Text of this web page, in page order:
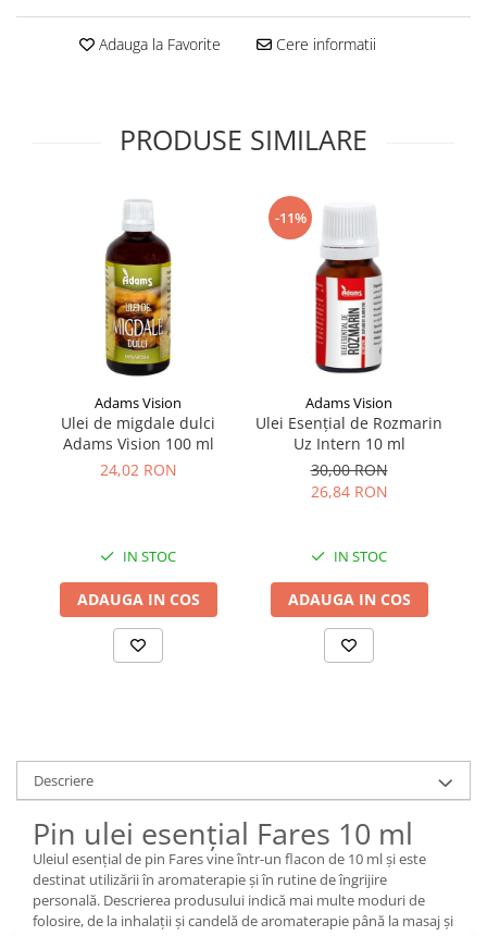
Supliment Vitamina E
Supliment Zinc
Vitamine si minerale
Adauga la Favorite Cere informatii
PRODUSE SIMILARE
Adams Vision
Ulei de migdale dulci
Adams Vision 100 ml
24,02 RON
IN STOC
ADAUGA IN COS
-11%
Adams Vision
Ulei Esențial de Rozmarin
Uz Intern 10 ml
30,00 RON
26,84 RON
IN STOC
ADAUGA IN COS
Descriere
Pin ulei esențial Fares 10 ml
Uleiul esențial de pin Fares vine într-un flacon de 10 ml și este
destinat utilizării în aromaterapie și în rutine de îngrijire
personală. Descrierea produsului indică mai multe moduri de
folosire, de la inhalații și candelă de aromaterapie până la masaj și